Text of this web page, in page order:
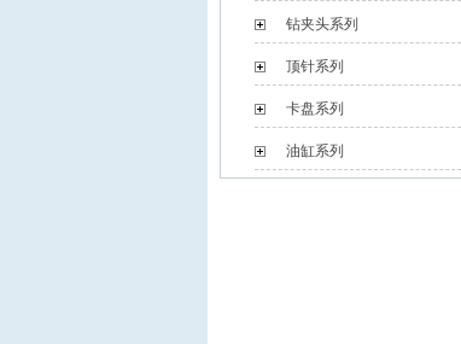
钻夹头系列
顶针系列
卡盘系列
油缸系列